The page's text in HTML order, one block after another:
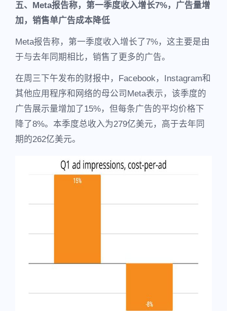
五、Meta报告称，第一季度收入增长7%，广告量增
加，销售单广告成本降低
Meta报告称，第一季度收入增长了7%，这主要是由
于与去年同期相比，销售了更多的广告。
在周三下午发布的财报中，Facebook，Instagram和
其他应用程序和网络的母公司Meta表示，该季度的
广告展示量增加了15%，但每条广告的平均价格下
降了8%。本季度总收入为279亿美元，高于去年同
期的262亿美元。